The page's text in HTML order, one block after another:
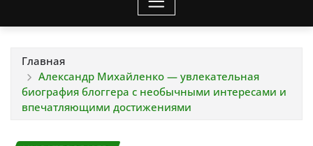
Главная
Александр Михайленко — увлекательная
биография блоггера с необычными интересами и
впечатляющими достижениями